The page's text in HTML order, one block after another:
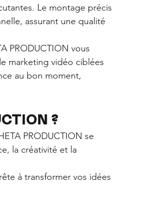
Le montage précis
assurant une qualité
PRODUCTION vous
marketing vidéo ciblées
au bon moment,
?
PRODUCTION se
la créativité et la
à transformer vos idées